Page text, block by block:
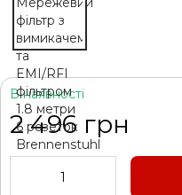
В наявності
2 496 грн